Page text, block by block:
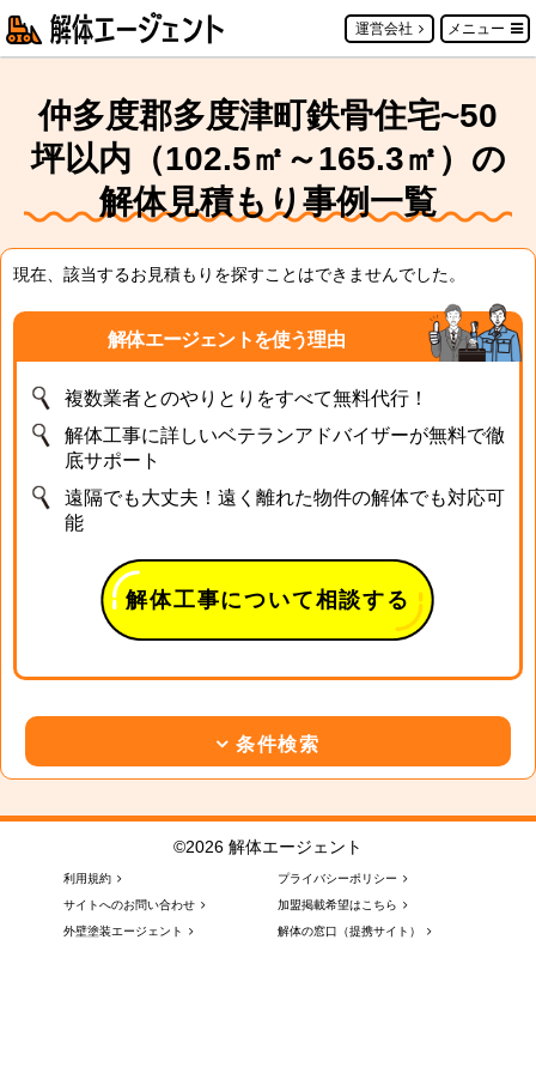
運営会社 メニュー
仲多度郡多度津町鉄骨住宅~50
坪以内（102.5㎡～165.3㎡）の
解体見積もり事例一覧
現在、該当するお見積もりを探すことはできませんでした。
解体エージェントを使う理由
複数業者とのやりとりをすべて無料代行！
解体工事に詳しいベテランアドバイザーが無料で徹
底サポート
遠隔でも大丈夫！遠く離れた物件の解体でも対応可
能
解体工事について相談する
条件検索
©2026 解体エージェント
利用規約
プライバシーポリシー
サイトへのお問い合わせ
加盟掲載希望はこちら
外壁塗装エージェント
解体の窓口（提携サイト）